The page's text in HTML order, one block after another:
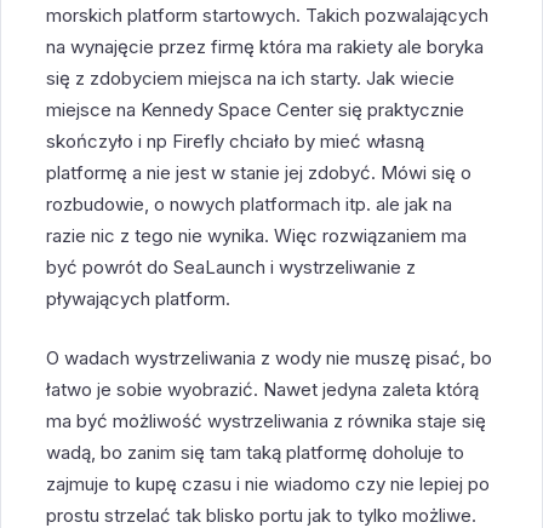
morskich platform startowych. Takich pozwalających
na wynajęcie przez firmę która ma rakiety ale boryka
się z zdobyciem miejsca na ich starty. Jak wiecie
miejsce na Kennedy Space Center się praktycznie
skończyło i np Firefly chciało by mieć własną
platformę a nie jest w stanie jej zdobyć. Mówi się o
rozbudowie, o nowych platformach itp. ale jak na
razie nic z tego nie wynika. Więc rozwiązaniem ma
być powrót do SeaLaunch i wystrzeliwanie z
pływających platform.
O wadach wystrzeliwania z wody nie muszę pisać, bo
łatwo je sobie wyobrazić. Nawet jedyna zaleta którą
ma być możliwość wystrzeliwania z równika staje się
wadą, bo zanim się tam taką platformę doholuje to
zajmuje to kupę czasu i nie wiadomo czy nie lepiej po
prostu strzelać tak blisko portu jak to tylko możliwe.